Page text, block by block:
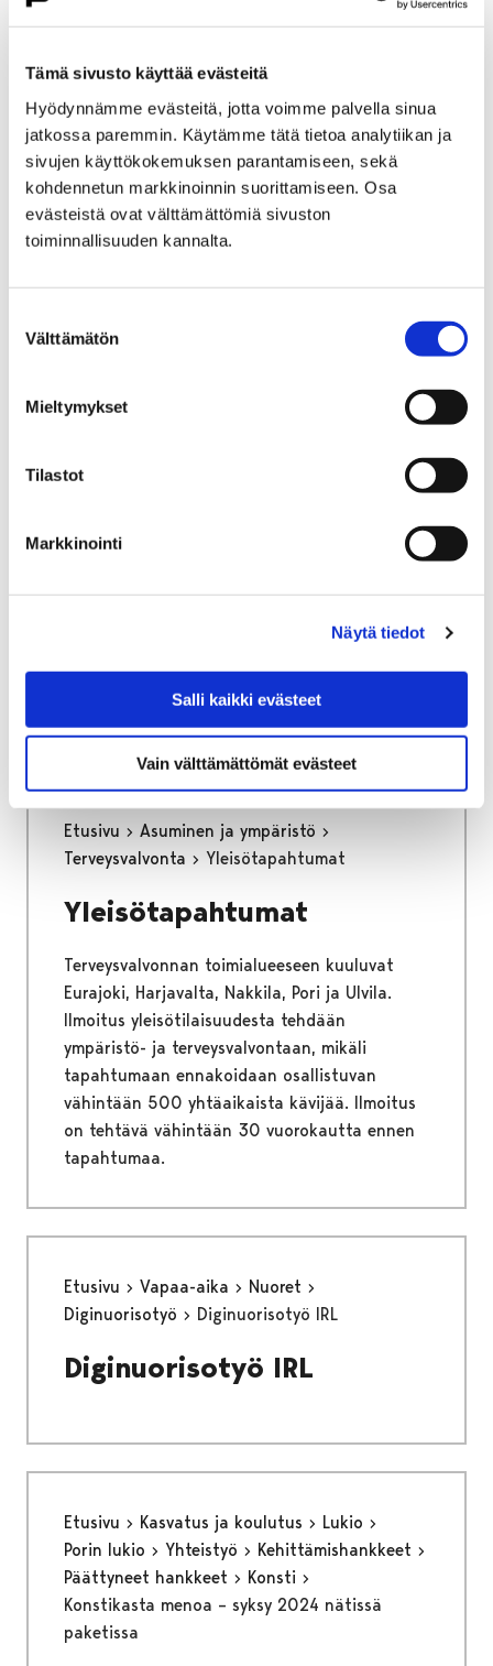
Tämä sivusto käyttää evästeitä
Hyödynnämme evästeitä, jotta voimme palvella sinua
jatkossa paremmin. Käytämme tätä tietoa analytiikan ja
sivujen käyttökokemuksen parantamiseen, sekä
kohdennetun markkinoinnin suorittamiseen. Osa
evästeistä ovat välttämättömiä sivuston
toiminnallisuuden kannalta.
valinta
Välttämätön
Mieltymykset
Tilastot
Markkinointi
Näytä tiedot
Salli kaikki evästeet
Vain välttämättömät evästeet
Etusivu Kasvatus ja koulutus
Lukio
Päättyneet hankkeet
Priima
Priima-päivä 25.8. Porissa
Priima-päivä 25.8. Porissa
Kaupunkikehitys
Liikenneverkkosuunnittelu
Porin keskustan liikenneverkkosuunnitelma on
Työssä määritetään kaikkien liikennemuotojen
aikajänteen ohjenuorana katujen
liikenneverkkosuunnitelman loppuraportin
Etusivu
Asuminen ja ympäristö
Terveysvalvonta
Yleisötapahtumat
Yleisötapahtumat
Terveysvalvonnan toimialueeseen kuuluvat
Eurajoki, Harjavalta, Nakkila, Pori ja Ulvila.
Ilmoitus yleisötilaisuudesta tehdään
ympäristö- ja terveysvalvontaan, mikäli
tapahtumaan ennakoidaan osallistuvan
vähintään 500 yhtäaikaista kävijää. Ilmoitus
on tehtävä vähintään 30 vuorokautta ennen
tapahtumaa.
Etusivu Vapaa-aika
Nuoret
Diginuorisotyö
Diginuorisotyö IRL
Diginuorisotyö IRL
Etusivu Kasvatus ja koulutus
Lukio
Porin lukio
Yhteistyö
Kehittämishankkeet
Päättyneet hankkeet
Konsti
Konstikasta menoa – syksy 2024 nätissä
paketissa